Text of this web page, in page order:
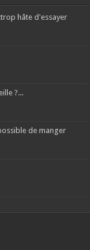
hâte d'essayer
?...
de manger